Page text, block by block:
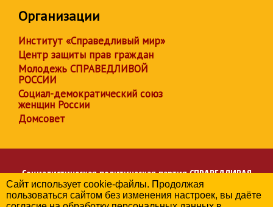
Организации
Институт «Справедливый мир»
Центр защиты прав граждан
Молодежь СПРАВЕДЛИВОЙ
РОССИИ
Социал-демократический союз
женщин России
Домсовет
Социалистическая политическая партияСПРАВЕДЛИВАЯ
РОССИЯ
Региональное отделение партии в Чувашской Республике
Сайт использует cookie-файлы. Продолжая
пользоваться сайтом без изменения настроек, вы даёте